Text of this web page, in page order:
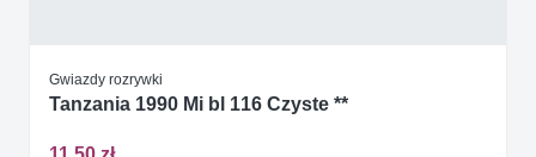
Gwiazdy rozrywki
Tanzania 1990 Mi bl 116 Czyste **